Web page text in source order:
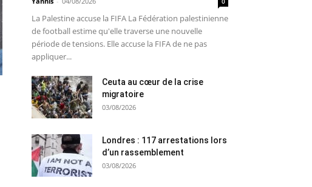
La Palestine accuse la FIFA La Fédération palestinienne
de football estime qu'elle traverse une nouvelle
période de tensions. Elle accuse la FIFA de ne pas
appliquer...
Ceuta au cœur de la crise
migratoire
03/08/2026
Londres : 117 arrestations lors
d’un rassemblement
03/08/2026